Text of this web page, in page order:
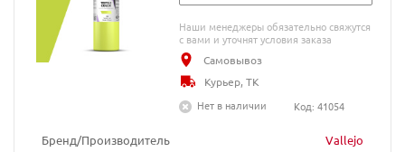
Бренд/Производитель
Vallejo
Наши менеджеры обязательно свяжутся
с вами и уточнят условия заказа
Самовывоз
Курьер, ТК
Нет в наличии
Код: 41054